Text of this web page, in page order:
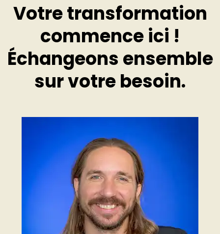
Votre transformation
commence ici !
Échangeons ensemble
sur votre besoin.